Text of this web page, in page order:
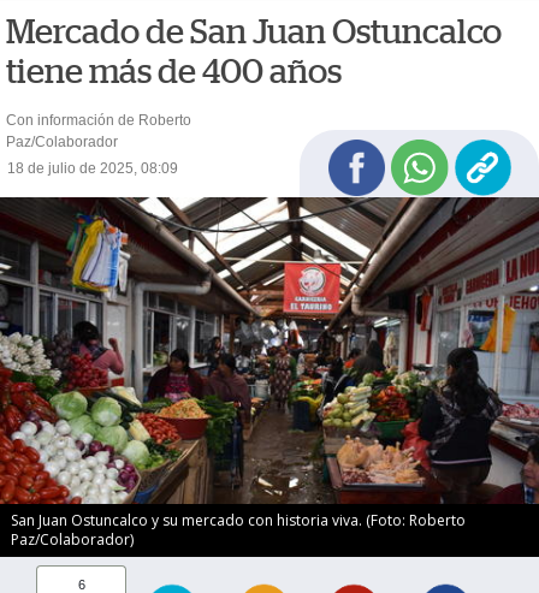
Mercado de San Juan Ostuncalco
tiene más de 400 años
Con información de Roberto
Paz/Colaborador
18 de julio de 2025, 08:09
San Juan Ostuncalco y su mercado con historia viva. (Foto: Roberto
Paz/Colaborador)
6